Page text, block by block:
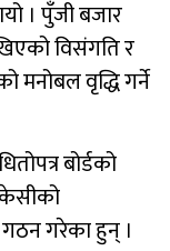
। पुँजी बजार
विसंगति र
मनोबल वृद्धि गर्ने
बोर्डको
गरेका हुन् ।